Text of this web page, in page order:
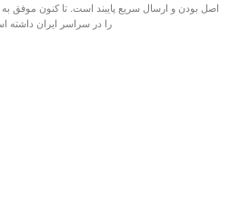
اصل بودن و ارسال سریع پایبند است. تا کنون موفق به
را در سراسر ایران داشته